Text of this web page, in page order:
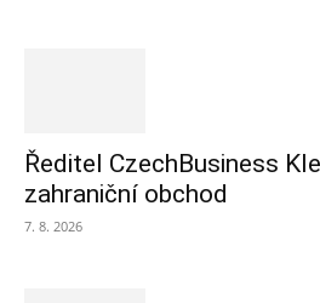
Ředitel CzechBusiness
zahraniční obchod
7. 8. 2026